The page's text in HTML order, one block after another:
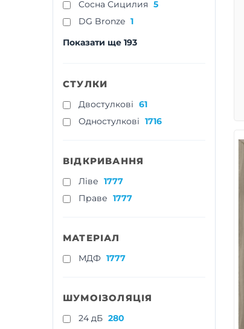
Cосна Сицилия 5
DG Bronze 1
Показати ще 193
СТУЛКИ
Двостулкові 61
Одностулкові 1716
ВІДКРИВАННЯ
Ліве 1777
Праве 1777
МАТЕРІАЛ
МДФ 1777
ШУМОІЗОЛЯЦІЯ
24 дБ 280